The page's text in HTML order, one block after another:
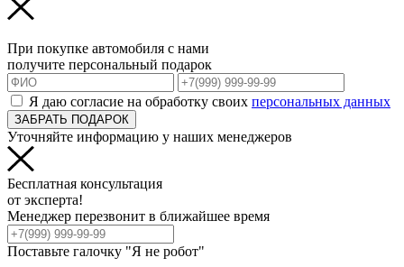
При покупке автомобиля с нами
получите персональный подарок
Я даю согласие на обработку своих персональных данных
ЗАБРАТЬ ПОДАРОК
Уточняйте информацию у наших менеджеров
Бесплатная консультация
от эксперта!
Менеджер перезвонит в ближайшее время
Поставьте галочку "Я не робот"